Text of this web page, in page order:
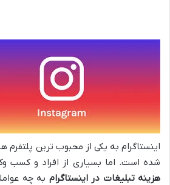
اینستاگرام به یکی از محبوب ترین پلتفرم
شده است. اما بسیاری از افراد و کسب
هزینه تبلیغات در اینستاگرام به چه